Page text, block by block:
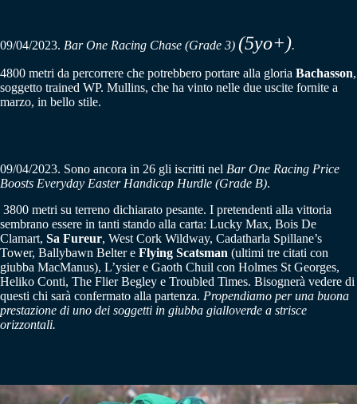
09/04/2023. Bar One Racing Chase (Grade 3) (5yo+).
4800 metri da percorrere che potrebbero portare alla gloria Bachasson,
soggetto trained WP. Mullins, che ha vinto nelle due uscite fornite a
marzo, in bello stile.
09/04/2023. Sono ancora in 26 gli iscritti nel Bar One Racing Price
Boosts Everyday Easter Handicap Hurdle (Grade B).
3800 metri su terreno dichiarato pesante. I pretendenti alla vittoria
sembrano essere in tanti stando alla carta: Lucky Max, Bois De
Clamart, Sa Fureur, West Cork Wildway, Cadatharla Spillane’s
Tower, Ballybawn Belter e Flying Scatsman (ultimi tre citati con
giubba MacManus), L’ysier e Gaoth Chuil con Holmes St Georges,
Heliko Conti, The Flier Begley e Troubled Times. Bisognerà vedere di
questi chi sarà confermato alla partenza. Propendiamo per una buona
prestazione di uno dei soggetti in giubba gialloverde a strisce
orizzontali.